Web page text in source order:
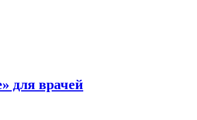
для врачей